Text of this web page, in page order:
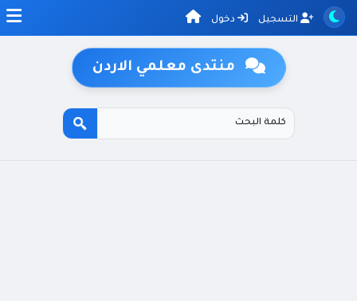
التسجيل دخول
منتدى معلمي الاردن